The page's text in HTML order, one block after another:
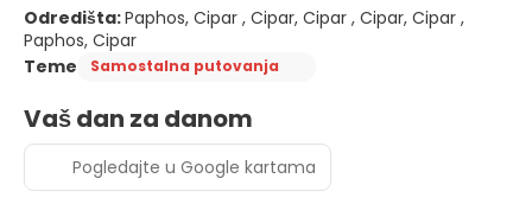
Odredišta:Paphos, Cipar , Cipar, Cipar , Cipar, Cipar ,
Paphos, Cipar
Teme
Samostalna putovanja
Vaš dan za danom
Pogledajte u Google kartama